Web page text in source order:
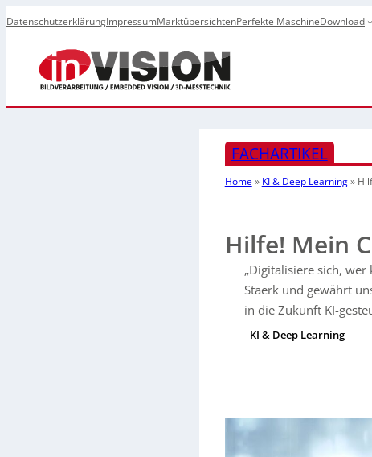
DatenschutzerklärungImpressumMarktübersichtenPerfekte MaschineDownload
FACHARTIKEL
Home» KI & Deep Learning»
Hilfe! Mein
„Digitalisiere sich,
Staerk und gewährt
in die Zukunft KI-
KI & Deep Learning